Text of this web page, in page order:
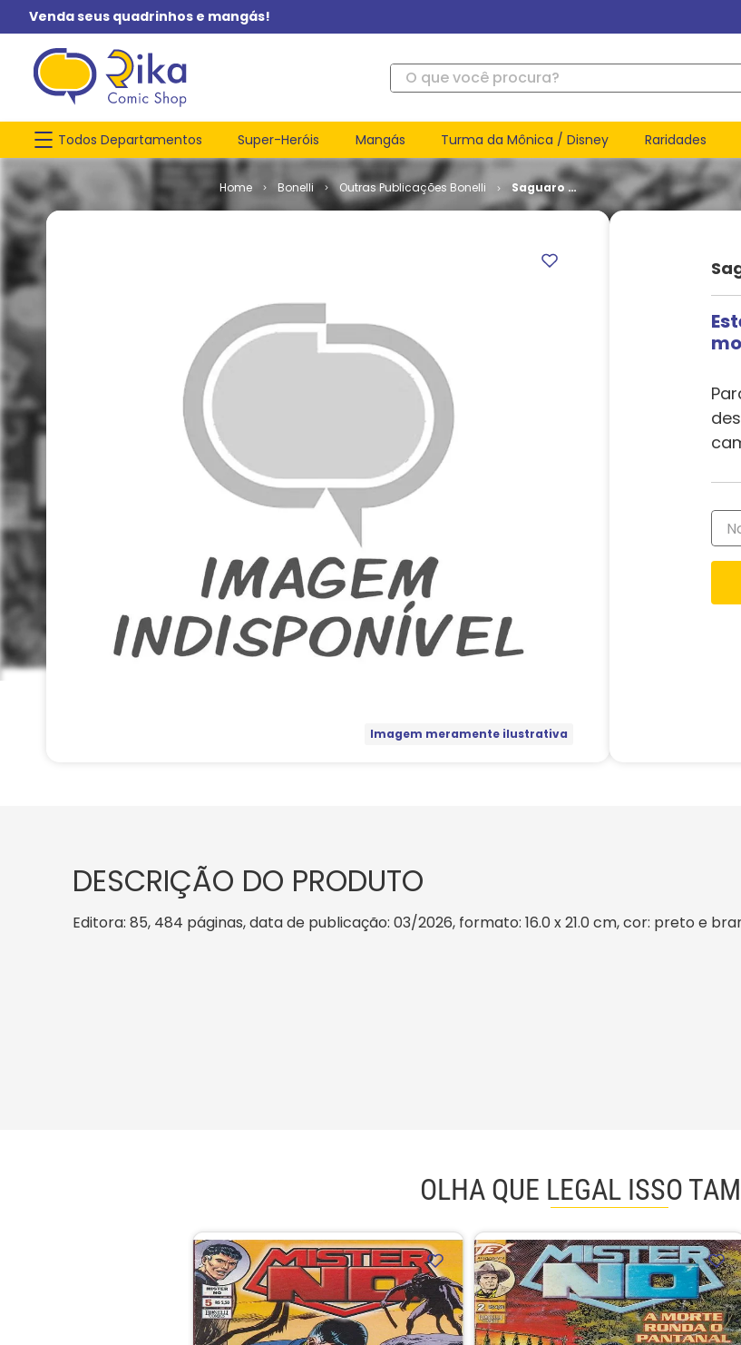
Venda seus quadrinhos e mangás!
O que você procura?
Todos Departamentos Super-Heróis Mangás Turma da Mônica / Disney Raridades
Bonelli Outras Publicações Bonelli
Saguaro #
05
Imagem meramente ilustrativa
DESCRIÇÃO DO PRODUTO
Editora: 85, 484 páginas, data de publicação: 03/2026, formato: 16.0 x 21.0 cm, cor: preto e
OLHA QUE LEGAL ISSO